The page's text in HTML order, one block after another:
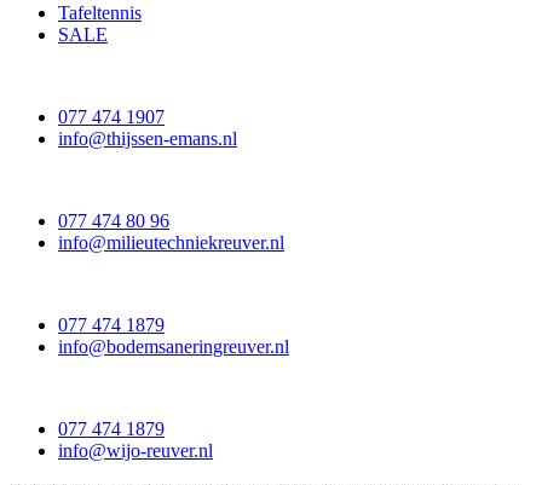
Tafeltennis
SALE
077 474 1907
info@thijssen-emans.nl
077 474 80 96
info@milieutechniekreuver.nl
077 474 1879
info@bodemsaneringreuver.nl
077 474 1879
info@wijo-reuver.nl